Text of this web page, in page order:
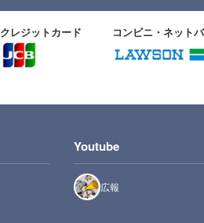
クレジットカード コンビニ・ネット
Youtube
広報